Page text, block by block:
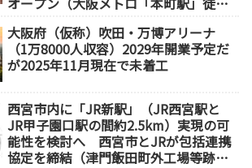
大阪府（仮称）吹田・万博アリーナ
（1万8000人収容）2029年開業予定だ
が2025年11月現在で未着工
西宮市内に「JR新駅」（JR西宮駅と
JR甲子園口駅の間約2.5km）実現の可
能性を検討へ 西宮市とJRが包括連携
協定を締結（津門飯田町外工場等跡